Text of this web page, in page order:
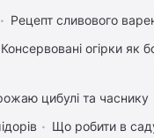
Рецепт сливового
Консервовані огірки як
цибулі та часнику
Що робити в